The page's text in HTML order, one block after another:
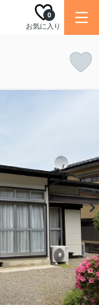
お気に入り
0